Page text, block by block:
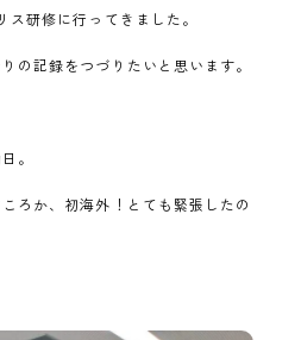
研修に行ってきました。
の記録をつづりたいと思います。
。
ろか、初海外！とても緊張したの